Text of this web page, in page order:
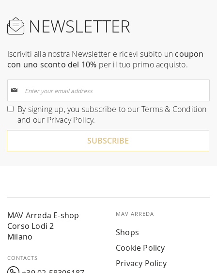
NEWSLETTER
Iscriviti alla nostra Newsletter e ricevi subito un coupon
con uno sconto del 10% per il tuo primo acquisto.
Up
for
Our
By signing up, you subscribe to ourTerms & Condition
and our Privacy Policy.
SUBSCRIBE
MAV Arreda E-shop
Corso Lodi 2
Milano
CONTACTS
MAV ARREDA
Shops
Cookie Policy
Privacy Policy